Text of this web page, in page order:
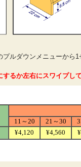
プルダウンメニューから
るか左右にスワイプし